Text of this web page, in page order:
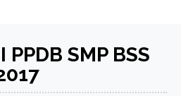
PPDB SMP BSS